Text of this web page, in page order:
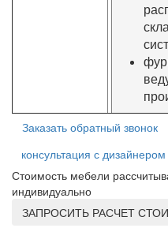
Заказать обратный звонок
консультация с дизайнером
Стоимость мебели
индивидуально
ЗАПРОСИТЬ РАСЧЕТ